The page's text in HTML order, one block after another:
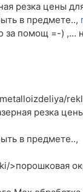
резка цены
в предмете..,
за помощ =-) ,…
резка
в предмете..,